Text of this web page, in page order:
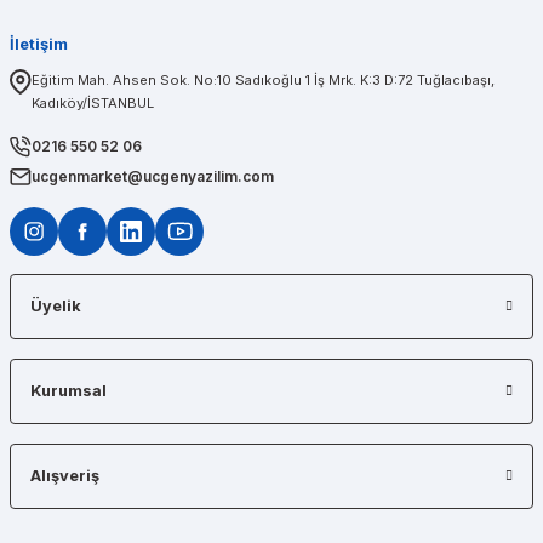
İletişim
Eğitim Mah. Ahsen Sok. No:10 Sadıkoğlu 1 İş Mrk. K:3 D:72 Tuğlacıbaşı,
Kadıköy/İSTANBUL
0216 550 52 06
ucgenmarket@ucgenyazilim.com
Üyelik
Kurumsal
Alışveriş